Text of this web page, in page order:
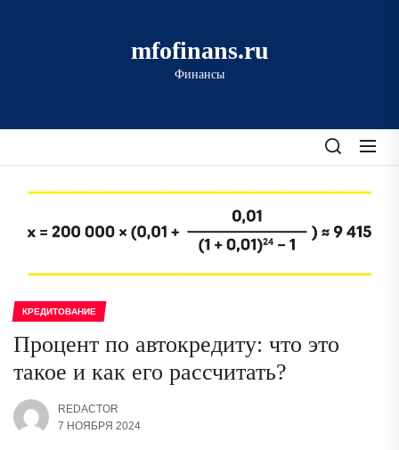
mfofinans.ru
Финансы
КРЕДИТОВАНИЕ
Процент по автокредиту: что это
такое и как его рассчитать?
REDACTOR
7 НОЯБРЯ 2024